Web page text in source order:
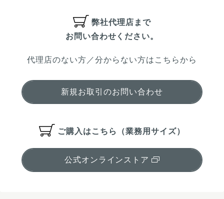
弊社代理店まで
お問い合わせください。
代理店のない方／分からない方はこちらから
新規お取引のお問い合わせ
ご購入はこちら（業務用サイズ）
公式オンラインストア